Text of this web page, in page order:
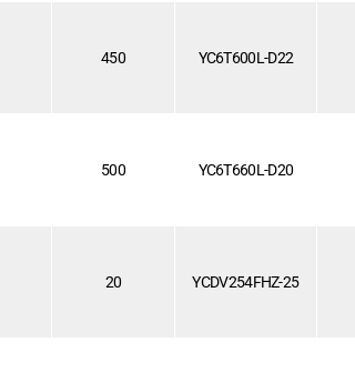
450 YC6T600L-D22
500 YC6T660L-D20
20 YCDV254FHZ-25